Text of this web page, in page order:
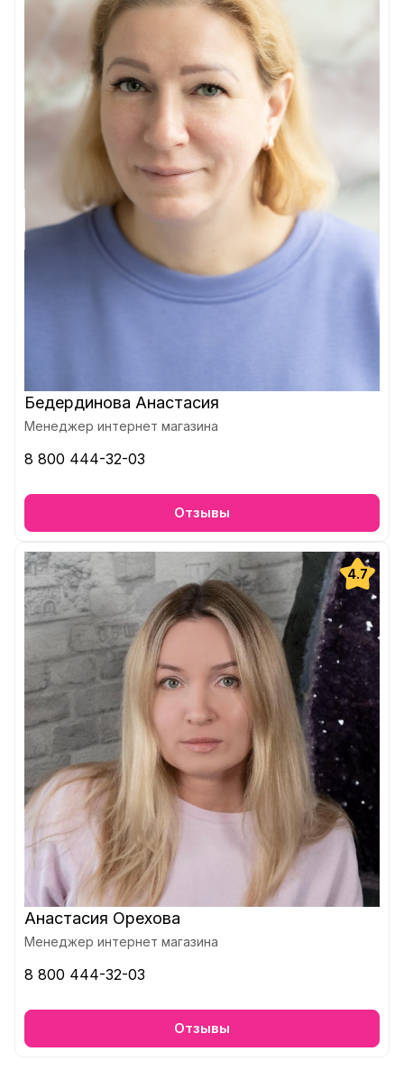
Бедердинова Анастасия
Менеджер интернет магазина
8 800 444-32-03
Отзывы
4.7
Анастасия Орехова
Менеджер интернет магазина
8 800 444-32-03
Отзывы